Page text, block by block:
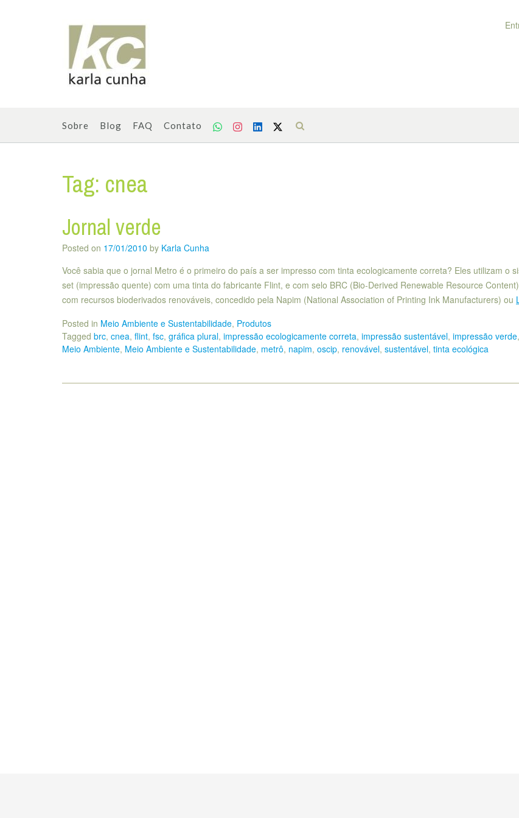
Sobre Blog FAQ Contato
Tag: cnea
Jornal verde
Posted on 17/01/2010 by Karla Cunha
Você sabia que o jornal Metro é o primeiro do país a ser impresso com tinta ecologicamente correta? Eles utilizam o
set (impressão quente) com uma tinta do fabricante Flint, e com selo BRC (Bio-Derived Renewable Resource
com recursos bioderivados renováveis, concedido pela Napim (National Association of Printing Ink Manufacturers) ou
Posted in Meio Ambiente e Sustentabilidade, Produtos
Tagged brc, cnea, flint, fsc, gráfica plural, impressão ecologicamente correta, impressão sustentável, impressão verde,
Meio Ambiente, Meio Ambiente e Sustentabilidade, metrô, napim, oscip, renovável, sustentável, tinta ecológica